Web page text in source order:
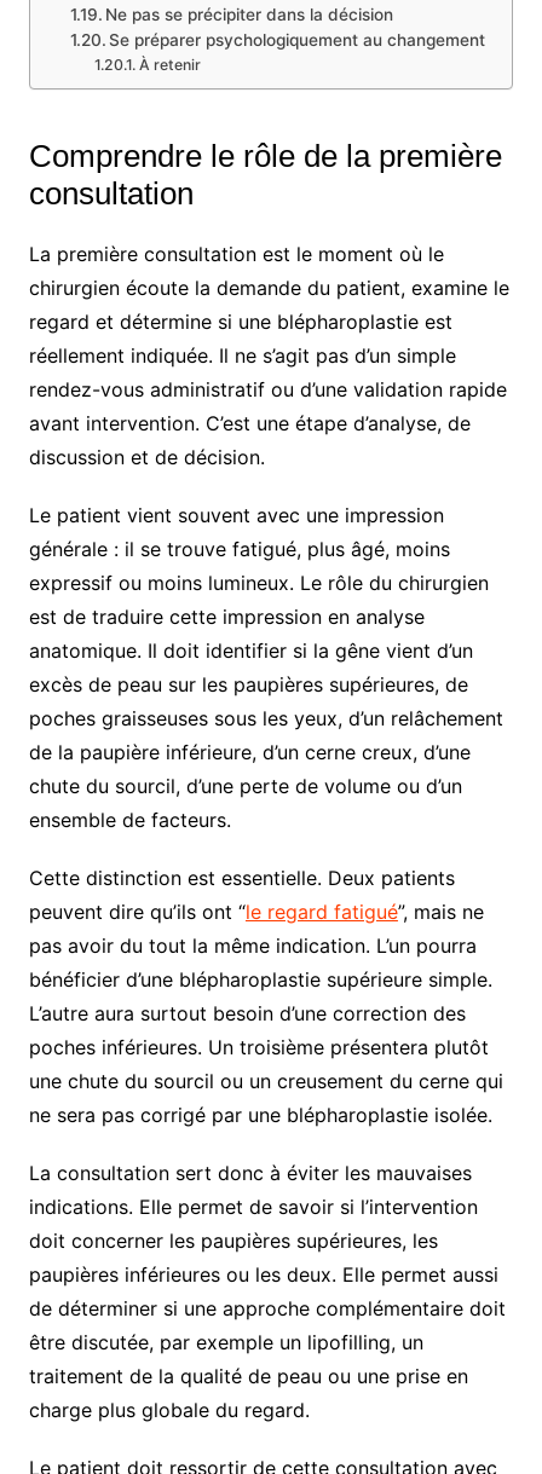
Ne pas se précipiter dans la décision
Se préparer psychologiquement au changement
À retenir
Comprendre le rôle de la première
consultation
La première consultation est le moment où le
chirurgien écoute la demande du patient, examine le
regard et détermine si une blépharoplastie est
réellement indiquée. Il ne s’agit pas d’un simple
rendez-vous administratif ou d’une validation rapide
avant intervention. C’est une étape d’analyse, de
discussion et de décision.
Le patient vient souvent avec une impression
générale : il se trouve fatigué, plus âgé, moins
expressif ou moins lumineux. Le rôle du chirurgien
est de traduire cette impression en analyse
anatomique. Il doit identifier si la gêne vient d’un
excès de peau sur les paupières supérieures, de
poches graisseuses sous les yeux, d’un relâchement
de la paupière inférieure, d’un cerne creux, d’une
chute du sourcil, d’une perte de volume ou d’un
ensemble de facteurs.
Cette distinction est essentielle. Deux patients
peuvent dire qu’ils ont “le regard fatigué”, mais ne
pas avoir du tout la même indication. L’un pourra
bénéficier d’une blépharoplastie supérieure simple.
L’autre aura surtout besoin d’une correction des
poches inférieures. Un troisième présentera plutôt
une chute du sourcil ou un creusement du cerne qui
ne sera pas corrigé par une blépharoplastie isolée.
La consultation sert donc à éviter les mauvaises
indications. Elle permet de savoir si l’intervention
doit concerner les paupières supérieures, les
paupières inférieures ou les deux. Elle permet aussi
de déterminer si une approche complémentaire doit
être discutée, par exemple un lipofilling, un
traitement de la qualité de peau ou une prise en
charge plus globale du regard.
Le patient doit ressortir de cette consultation avec